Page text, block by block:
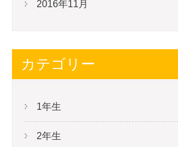
2016年11月
カテゴリー
1年生
2年生